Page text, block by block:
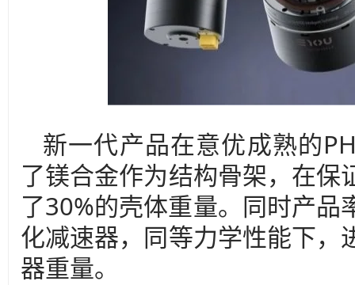
新一代产品在意优成熟的
了镁合金作为结构骨架，在保
了30%的壳体重量。同时产品
化减速器，同等力学性能下，
器重量。